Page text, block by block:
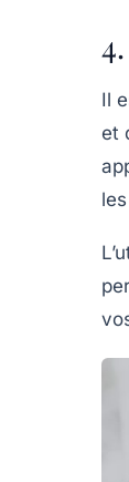
Il
et